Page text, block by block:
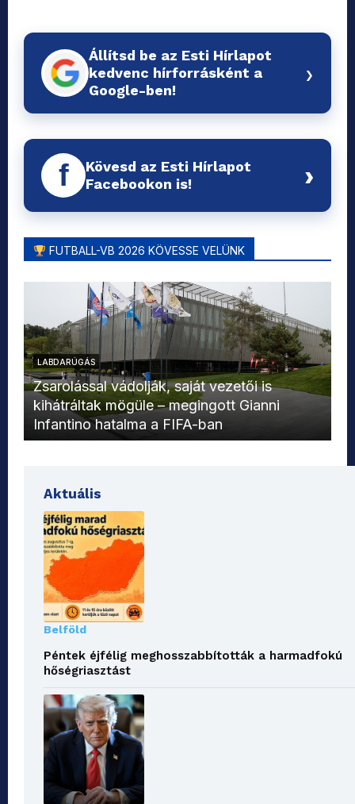
Állítsd be az Esti Hírlapot
kedvenc hírforrásként a
Google-ben!
›
f
Kövesd az Esti Hírlapot
Facebookon is!
›
FUTBALL-VB 2026 KÖVESSE VELÜNK
LABDARÚGÁS
Zsarolással vádolják, saját vezetői is
kihátráltak mögüle – megingott Gianni
Infantino hatalma a FIFA-ban
Aktuális
Belföld
Péntek éjfélig meghosszabbították a harmadfokú
hőségriasztást